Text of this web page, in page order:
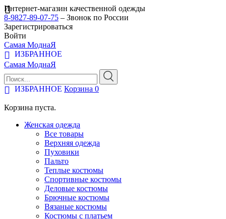
Интернет-магазин качественной одежды
8-9827-89-07-75 – Звонок по России
Зарегистрироваться
Войти
Самая МоднаЯ
ИЗБРАННОЕ
Самая МоднаЯ
ИЗБРАННОЕ Корзина 0
Корзина пуста.
Женская одежда
Все товары
Верхняя одежда
Пуховики
Пальто
Теплые костюмы
Спортивные костюмы
Деловые костюмы
Брючные костюмы
Вязаные костюмы
Костюмы с платьем